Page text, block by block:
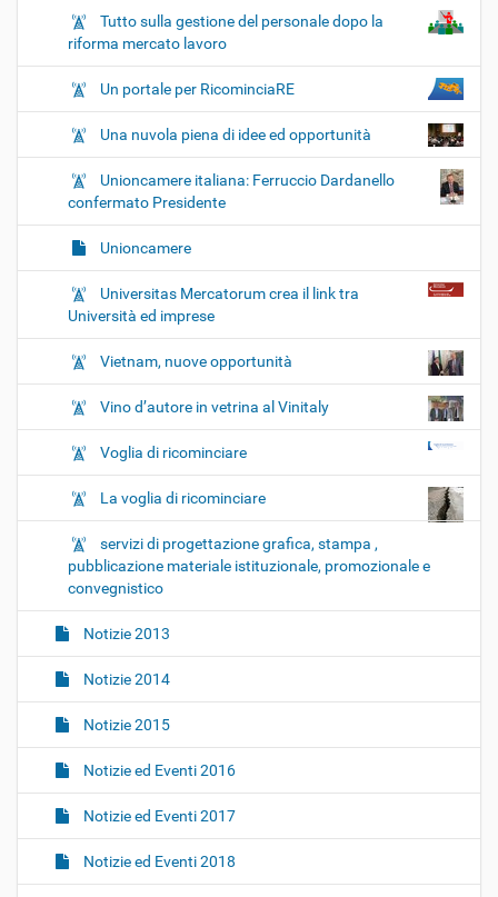
Tutto sulla gestione del personale dopo la
riforma mercato lavoro
Un portale per RicominciaRE
Una nuvola piena di idee ed opportunità
Unioncamere italiana: Ferruccio Dardanello
confermato Presidente
Unioncamere
Universitas Mercatorum crea il link tra
Università ed imprese
Vietnam, nuove opportunità
Vino d’autore in vetrina al Vinitaly
Voglia di ricominciare
La voglia di ricominciare
servizi di progettazione grafica, stampa ,
pubblicazione materiale istituzionale, promozionale e
convegnistico
Notizie 2013
Notizie 2014
Notizie 2015
Notizie ed Eventi 2016
Notizie ed Eventi 2017
Notizie ed Eventi 2018